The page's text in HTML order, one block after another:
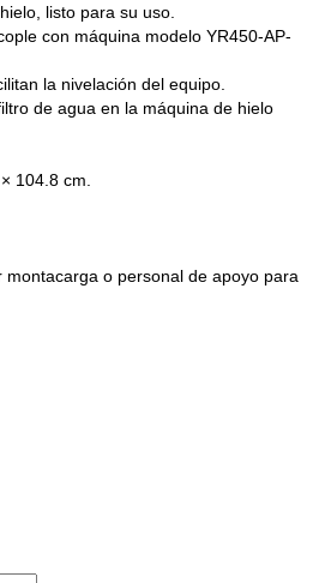
listo para su uso.
con máquina modelo YR450-AP-
la nivelación del equipo.
de agua en la máquina de hielo
104.8 cm.
o personal de apoyo para